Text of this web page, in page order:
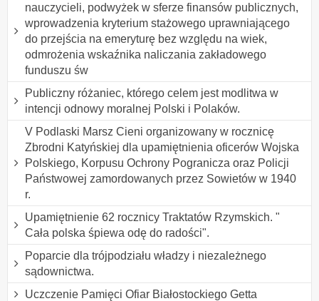
nauczycieli, podwyżek w sferze finansów publicznych,
wprowadzenia kryterium stażowego uprawniającego
do przejścia na emeryturę bez względu na wiek,
odmrożenia wskaźnika naliczania zakładowego
funduszu św
Publiczny różaniec, którego celem jest modlitwa w
intencji odnowy moralnej Polski i Polaków.
V Podlaski Marsz Cieni organizowany w rocznicę
Zbrodni Katyńskiej dla upamiętnienia oficerów Wojska
Polskiego, Korpusu Ochrony Pogranicza oraz Policji
Państwowej zamordowanych przez Sowietów w 1940
r.
Upamiętnienie 62 rocznicy Traktatów Rzymskich. "
Cała polska śpiewa odę do radości".
Poparcie dla trójpodziału władzy i niezależnego
sądownictwa.
Uczczenie Pamięci Ofiar Białostockiego Getta